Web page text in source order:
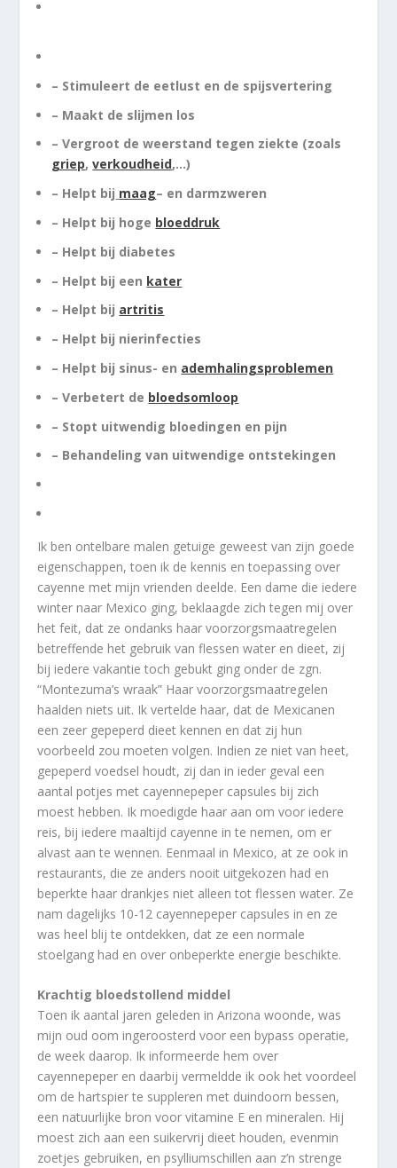
– Stimuleert de eetlust en de spijsvertering
– Maakt de slijmen los
– Vergroot de weerstand tegen ziekte (zoals
griep,verkoudheid,…)
– Helpt bij maag– en darmzweren
– Helpt bij hoge bloeddruk
– Helpt bij diabetes
– Helpt bij een kater
– Helpt bij artritis
– Helpt bij nierinfecties
– Helpt bij sinus- en ademhalingsproblemen
– Verbetert de bloedsomloop
– Stopt uitwendig bloedingen en pijn
– Behandeling van uitwendige ontstekingen
Ik ben ontelbare malen getuige geweest van zijn goede
eigenschappen, toen ik de kennis en toepassing over
cayenne met mijn vrienden deelde. Een dame die iedere
winter naar Mexico ging, beklaagde zich tegen mij over
het feit, dat ze ondanks haar voorzorgsmaatregelen
betreffende het gebruik van flessen water en dieet, zij
bij iedere vakantie toch gebukt ging onder de zgn.
“Montezuma’s wraak” Haar voorzorgsmaatregelen
haalden niets uit. Ik vertelde haar, dat de Mexicanen
een zeer gepeperd dieet kennen en dat zij hun
voorbeeld zou moeten volgen. Indien ze niet van heet,
gepeperd voedsel houdt, zij dan in ieder geval een
aantal potjes met cayennepeper capsules bij zich
moest hebben. Ik moedigde haar aan om voor iedere
reis, bij iedere maaltijd cayenne in te nemen, om er
alvast aan te wennen. Eenmaal in Mexico, at ze ook in
restaurants, die ze anders nooit uitgekozen had en
beperkte haar drankjes niet alleen tot flessen water. Ze
nam dagelijks 10-12 cayennepeper capsules in en ze
was heel blij te ontdekken, dat ze een normale
stoelgang had en over onbeperkte energie beschikte.
Krachtig bloedstollend middel
Toen ik aantal jaren geleden in Arizona woonde, was
mijn oud oom ingeroosterd voor een bypass operatie,
de week daarop. Ik informeerde hem over
cayennepeper en daarbij vermeldde ik ook het voordeel
om de hartspier te suppleren met duindoorn bessen,
een natuurlijke bron voor vitamine E en mineralen. Hij
moest zich aan een suikervrij dieet houden, evenmin
zoetjes gebruiken, en psylliumschillen aan z’n strenge